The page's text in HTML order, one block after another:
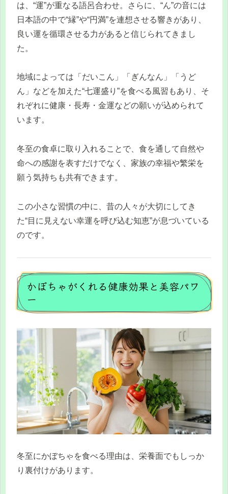
は、“運”が重なる語呂合わせ。さらに、“ん”の音には
日本語の中で“縁”や“円満”を連想させる響きがあり、
良い運を循環させる力があると信じられてきまし
た。
地域によっては「だいこん」「ぎんなん」「うど
ん」などを加えた“七運盛り”を食べる風習もあり、そ
れぞれに健康・長寿・金運などの願いが込められて
います。
冬至の食卓に取り入れることで、食を通して自然や
命への感謝を表すだけでなく、家族の幸福や繁栄を
願う気持ちも共有できます。
この小さな習慣の中に、昔の人々が大切にしてき
た“目に見えない幸運を呼び込む知恵”が息づいている
のです。
かぼちゃがくれる健康効果と美容パワ
ー
冬至にかぼちゃを食べる理由は、栄養面でもしっか
り裏付けがあります。